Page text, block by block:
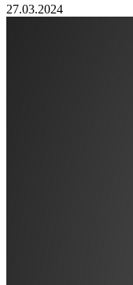
27.03.2024